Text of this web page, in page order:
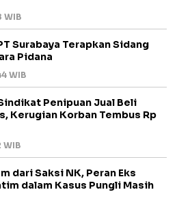
WIB
Surabaya Terapkan Sidang
Pidana
WIB
Penipuan Jual Beli
Kerugian Korban Tembus Rp
WIB
dari Saksi NK, Peran Eks
dalam Kasus Pungli Masih